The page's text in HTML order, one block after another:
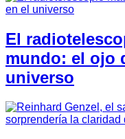
El
mundo: el ojo
universo